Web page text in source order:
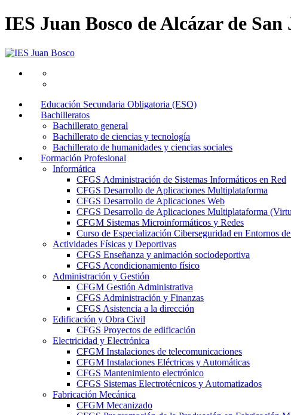
IES Juan Bosco de Alcázar de
Educación Secundaria Obligatoria (ESO)
Bachilleratos
Bachillerato general
Bachillerato de ciencias y tecnología
Bachillerato de humanidades y ciencias sociales
Formación Profesional
Informática
CFGS Administración de Sistemas Informáticos en Red
CFGS Desarrollo de Aplicaciones Multiplataforma
CFGS Desarrollo de Aplicaciones Web
CFGS Desarrollo de Aplicaciones Multiplataforma
CFGM Sistemas Microinformáticos y Redes
Curso de Especialización Ciberseguridad en Entornos
Actividades Físicas y Deportivas
CFGS Enseñanza y animación sociodeportiva
CFGS Acondicionamiento físico
Administración y Gestión
CFGM Gestión Administrativa
CFGS Administración y Finanzas
CFGS Asistencia a la dirección
Edificación y Obra Civil
CFGS Proyectos de edificación
Electricidad y Electrónica
CFGM Instalaciones de telecomunicaciones
CFGM Instalaciones Eléctricas y Automáticas
CFGS Mantenimiento electrónico
CFGS Sistemas Electrotécnicos y Automatizados
Fabricación Mecánica
CFGM Mecanizado